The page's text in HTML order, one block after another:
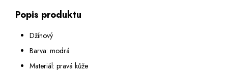
Popis produktu
Džínový
Barva: modrá
Materiál: pravá kůže